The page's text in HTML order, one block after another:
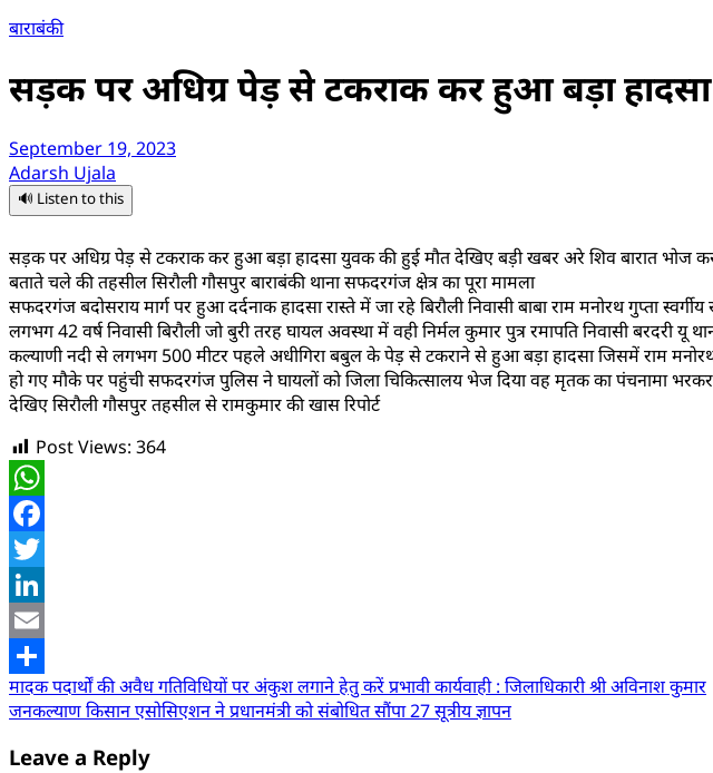
बाराबंकी
सड़क पर अधिग्र पेड़ से टकराक कर हुआ बड़ा
September 19, 2023
Adarsh Ujala
🔊 Listen to this
सड़क पर अधिग्र पेड़ से टकराक कर हुआ बड़ा हादसा युवक की हुई मौत देखिए बड़ी खबर अरे शिव बारात
बताते चले की तहसील सिरौली गौसपुर बाराबंकी थाना सफदरगंज क्षेत्र का पूरा मामला
सफदरगंज बदोसराय मार्ग पर हुआ दर्दनाक हादसा रास्ते में जा रहे बिरौली निवासी बाबा राम मनोरथ गुप्ता
लगभग 42 वर्ष निवासी बिरौली जो बुरी तरह घायल अवस्था में वही निर्मल कुमार पुत्र रमापति निवासी
कल्याणी नदी से लगभग 500 मीटर पहले अधीगिरा बबुल के पेड़ से टकराने से हुआ बड़ा हादसा जिसमें राम मनोरथ
हो गए मौके पर पहुंची सफदरगंज पुलिस ने घायलों को जिला चिकित्सालय भेज दिया वह मृतक का पंचनामा भरकर
देखिए सिरौली गौसपुर तहसील से रामकुमार की खास रिपोर्ट
Post Views: 364
WhatsApp
Facebook
Twitter
LinkedIn
Email
Share
Post
navigation
मादक पदार्थों की अवैध गतिविधियों पर अंकुश लगाने हेतु करें प्रभावी कार्यवाही : जिलाधिकारी श्री अविनाश कुमार
जनकल्याण किसान एसोसिएशन ने प्रधानमंत्री को संबोधित सौंपा 27 सूत्रीय ज्ञापन
Leave a Reply